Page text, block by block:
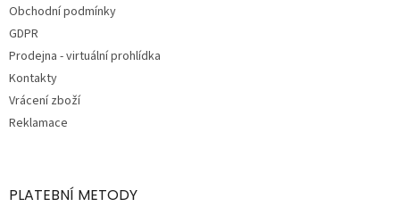
Obchodní podmínky
GDPR
Prodejna - virtuální prohlídka
Kontakty
Vrácení zboží
Reklamace
PLATEBNÍ METODY